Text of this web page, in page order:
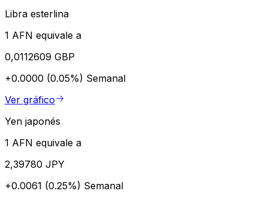
Libra esterlina
1 AFN equivale a
0,0112609 GBP
+0.0000 (0.05%) Semanal
Ver gráfico
Yen japonés
1 AFN equivale a
2,39780 JPY
+0.0061 (0.25%) Semanal